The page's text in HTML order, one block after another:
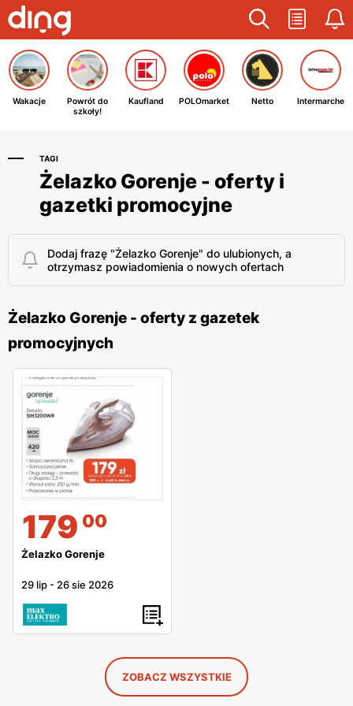
Wakacje
Powrót do
szkoły!
Kaufland POLOmarket Netto Intermarche
TAGI
Żelazko Gorenje - oferty i
gazetki promocyjne
Dodaj frazę "Żelazko Gorenje" do ulubionych, a
otrzymasz powiadomienia o nowych ofertach
Żelazko Gorenje - oferty z gazetek
promocyjnych
179 00
Żelazko Gorenje
29 lip - 26 sie 2026
ZOBACZ WSZYSTKIE